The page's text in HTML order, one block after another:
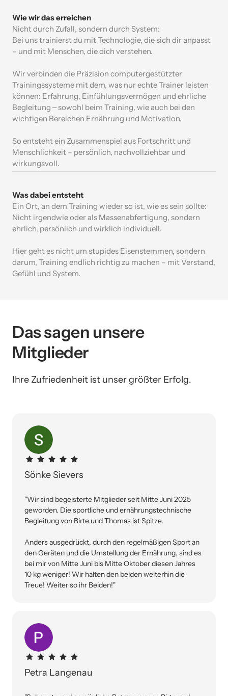
Nicht durch Zufall, sondern durch System:
Bei uns trainierst du mit Technologie, die sich dir
– und mit Menschen, die dich verstehen.
Wir verbinden die Präzision
Trainingssysteme mit dem, was nur echte Trainer
können: Erfahrung, Einfühlungsvermögen und
Begleitung ‒ sowohl beim Training, wie auch bei
wichtigen Bereichen Ernährung und Motivation.
So entsteht ein Zusammenspiel aus Fortschritt
Menschlichkeit – persönlich, nachvollziehbar
wirkungsvoll.
Ein Ort, an dem Training wieder so ist, wie es sein sollte:
Nicht irgendwie oder als Massenabfertigung,
ehrlich, persönlich und wirklich individuell.
Hier geht es nicht um stupides Eisenstemmen,
darum, Training endlich richtig zu machen – mit
Gefühl und System.
Das sagen unsere
Mitglieder
Ihre Zufriedenheit ist unser größter Erfolg.
Sönke Sievers
"Wir sind begeisterte Mitglieder seit Mitte Juni 2025
geworden. Die sportliche und ernährungstechnische
Begleitung von Birte und Thomas ist Spitze.
Anders ausgedrückt, durch den regelmäßigen Sport an
den Geräten und die Umstellung der Ernährung, sind es
bei mir von Mitte Juni bis Mitte Oktober diesen Jahres
10 kg weniger! Wir halten den beiden weiterhin die
Petra Langenau